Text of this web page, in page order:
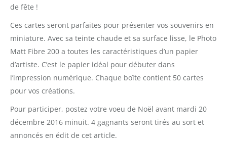
de fête !
Ces cartes seront parfaites pour présenter vos souvenirs en
miniature. Avec sa teinte chaude et sa surface lisse, le Photo
Matt Fibre 200 a toutes les caractéristiques d’un papier
d’artiste. C’est le papier idéal pour débuter dans
l’impression numérique. Chaque boîte contient 50 cartes
pour vos créations.
Pour participer, postez votre voeu de Noël avant mardi 20
décembre 2016 minuit. 4 gagnants seront tirés au sort et
annoncés en édit de cet article.